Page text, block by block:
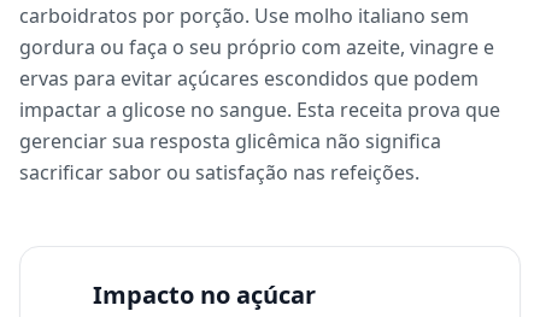
carboidratos por porção. Use molho italiano sem
gordura ou faça o seu próprio com azeite, vinagre e
ervas para evitar açúcares escondidos que podem
impactar a glicose no sangue. Esta receita prova que
gerenciar sua resposta glicêmica não significa
sacrificar sabor ou satisfação nas refeições.
Impacto no açúcar